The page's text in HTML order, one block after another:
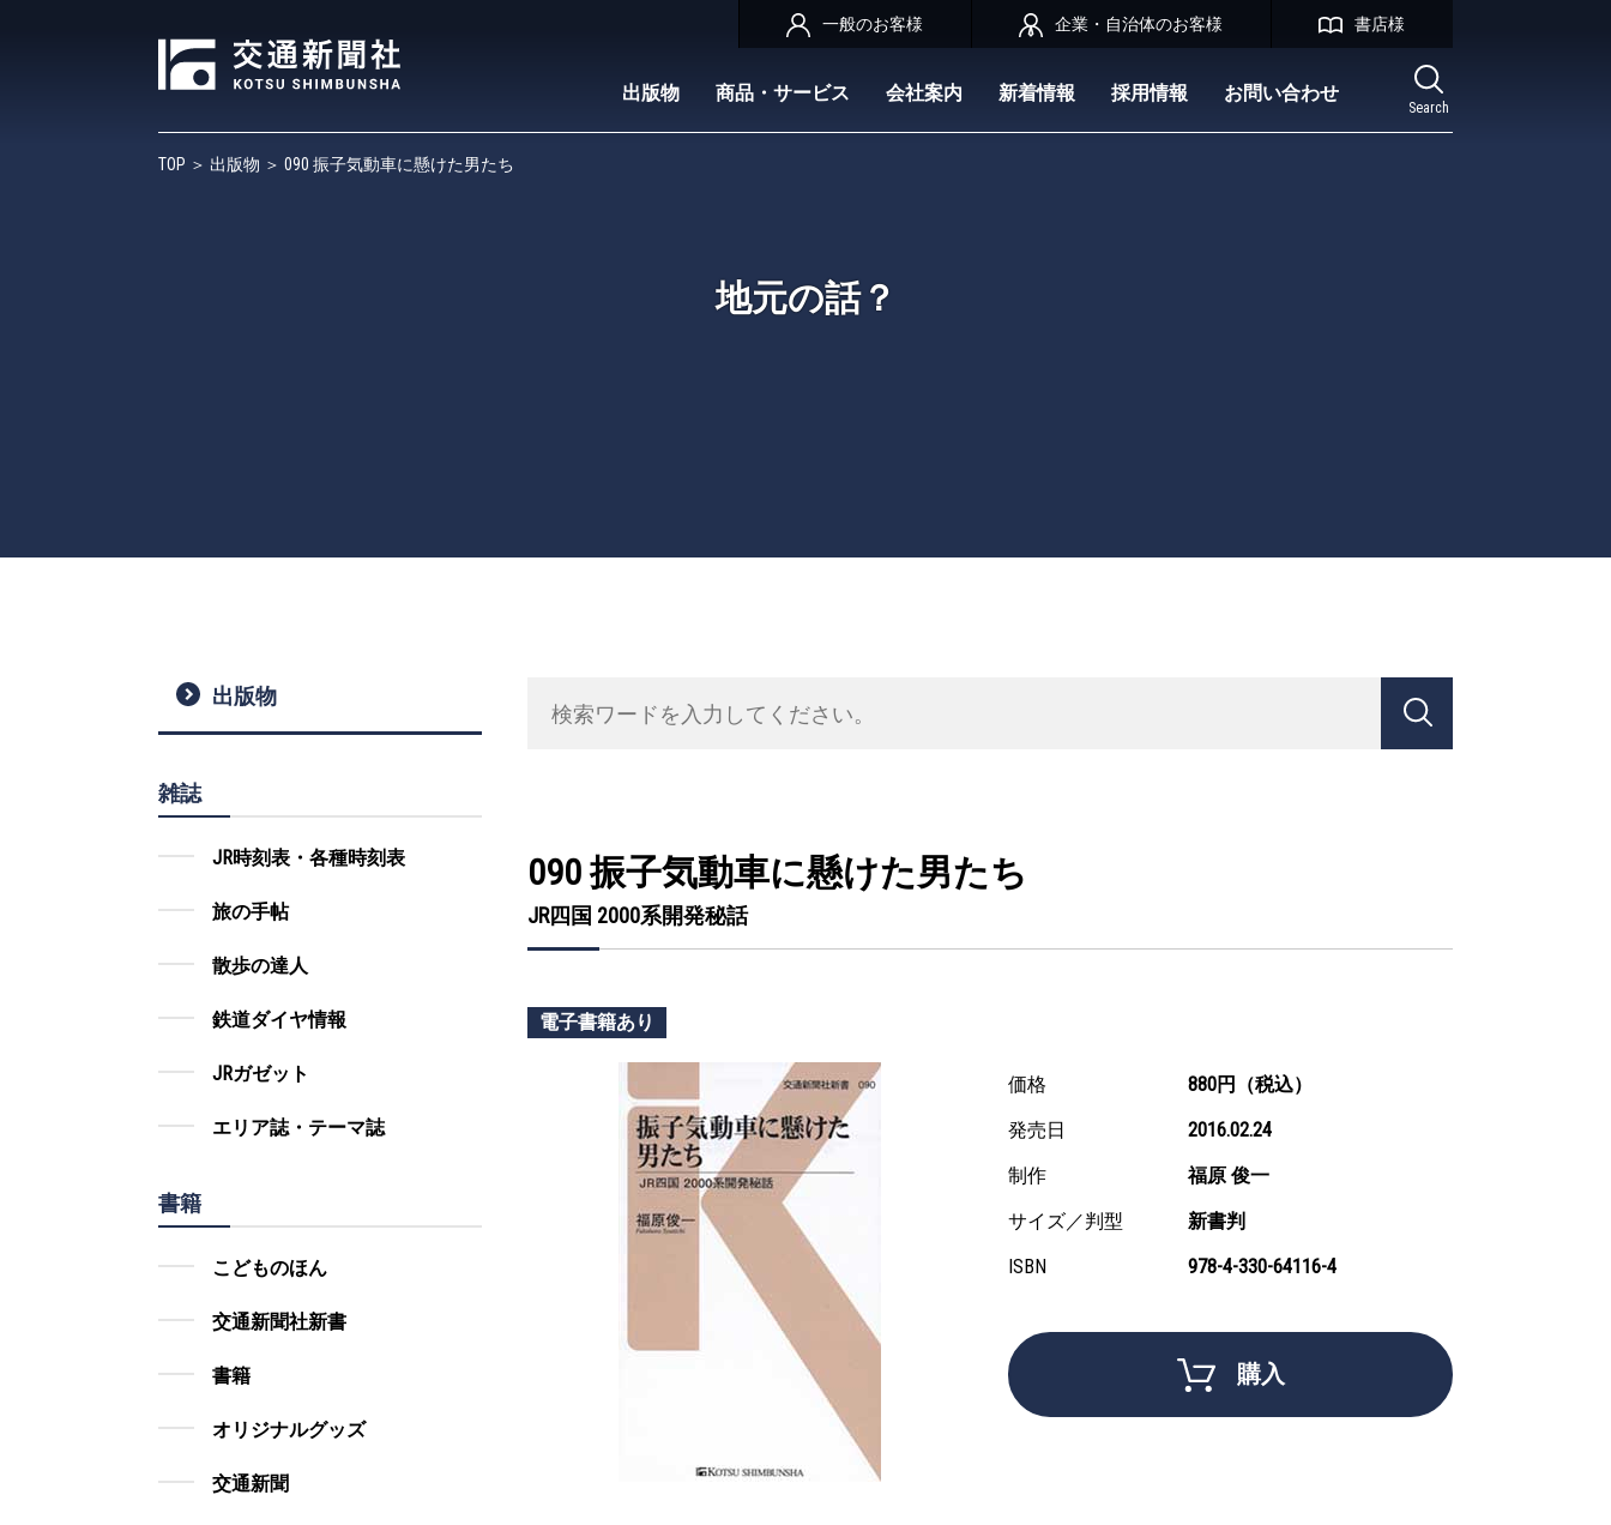
Search
出版物 商品・サービス 会社案内 新着情報 採用情報 お問い合わせ
一般のお客様 企業・自治体のお客様 書店様
TOP ＞ 出版物 ＞ 090 振子気動車に懸けた男たち
地元の話？
出版物
雑誌
JR時刻表・各種時刻表
旅の手帖
散歩の達人
鉄道ダイヤ情報
JRガゼット
エリア誌・テーマ誌
書籍
こどものほん
交通新聞社新書
書籍
オリジナルグッズ
交通新聞
090 振子気動車に懸けた男たち
JR四国 2000系開発秘話
電子書籍あり
価格
880円（税込）
発売日
2016.02.24
制作
福原 俊一
サイズ／判型
新書判
ISBN
978-4-330-64116-4
購入